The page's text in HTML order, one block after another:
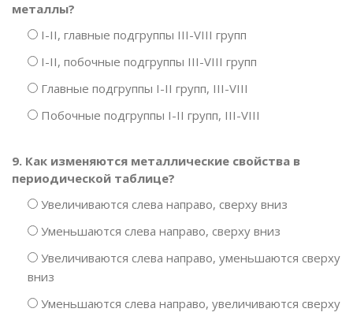
металлы?
I-II, главные подгруппы III-VIII групп
I-II, побочные подгруппы III-VIII групп
Главные подгруппы I-II групп, III-VIII
Побочные подгруппы I-II групп, III-VIII
9. Как изменяются металлические свойства в
периодической таблице?
Увеличиваются слева направо, сверху вниз
Уменьшаются слева направо, сверху вниз
Увеличиваются слева направо, уменьшаются сверху
вниз
Уменьшаются слева направо, увеличиваются сверху